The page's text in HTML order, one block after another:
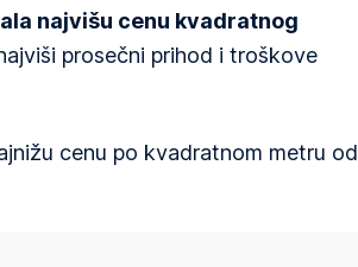
najvišu cenu kvadratnog
prosečni prihod i troškove
cenu po kvadratnom metru od